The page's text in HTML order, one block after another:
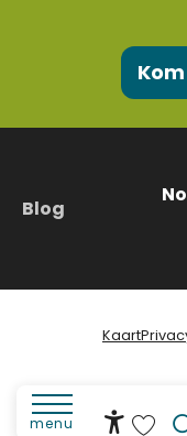
menu
Blog
Kaart